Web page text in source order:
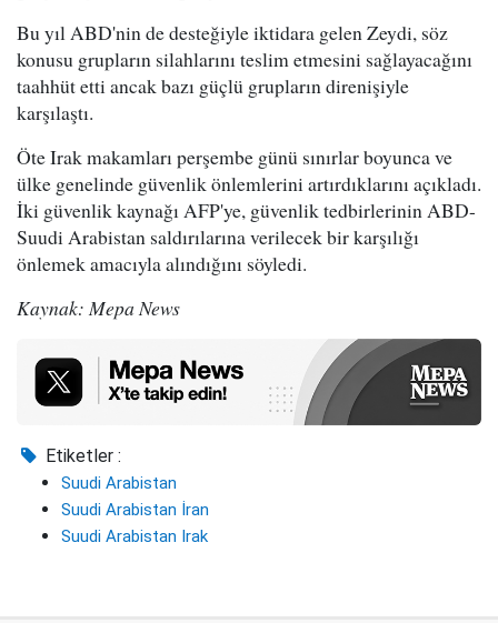
Bu yıl ABD'nin de desteğiyle iktidara gelen Zeydi, söz
konusu grupların silahlarını teslim etmesini sağlayacağını
taahhüt etti ancak bazı güçlü grupların direnişiyle
karşılaştı.
Öte Irak makamları perşembe günü sınırlar boyunca ve
ülke genelinde güvenlik önlemlerini artırdıklarını açıkladı.
İki güvenlik kaynağı AFP'ye, güvenlik tedbirlerinin ABD-
Suudi Arabistan saldırılarına verilecek bir karşılığı
önlemek amacıyla alındığını söyledi.
Kaynak: Mepa News
Etiketler :
Suudi Arabistan
Suudi Arabistan İran
Suudi Arabistan Irak